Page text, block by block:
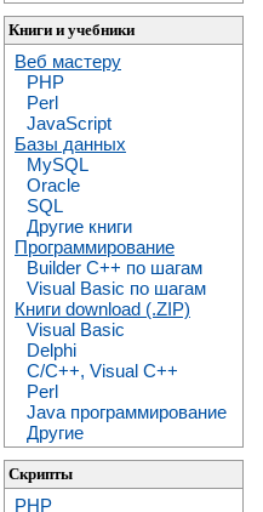
Книги и учебники
Веб мастеру
PHP
Perl
JavaScript
Базы данных
MySQL
Oracle
SQL
Другие книги
Программирование
Builder C++ по шагам
Visual Basic по шагам
Книги download (.ZIP)
Visual Basic
Delphi
C/C++, Visual C++
Perl
Java программирование
Другие
Скрипты
PHP